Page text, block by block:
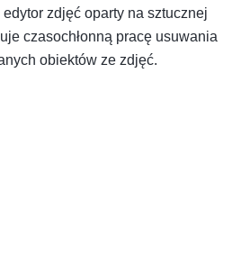
zdjęć oparty na sztucznej
czasochłonną pracę usuwania
obiektów ze zdjęć.